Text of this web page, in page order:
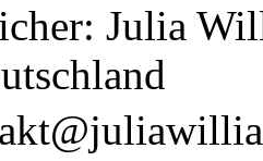
Julia